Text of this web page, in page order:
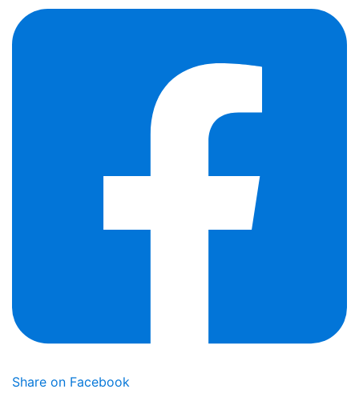
Share on Facebook